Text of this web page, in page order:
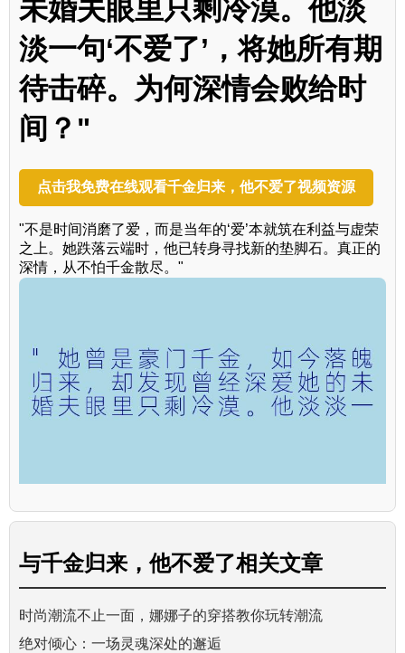
未婚夫眼里只剩冷漠。他淡
淡一句‘不爱了’，将她所有期
待击碎。为何深情会败给时
间？"
点击我免费在线观看千金归来，他不爱了视频资源
"不是时间消磨了爱，而是当年的‘爱’本就筑在利益与虚荣
之上。她跌落云端时，他已转身寻找新的垫脚石。真正的
深情，从不怕千金散尽。"
与千金归来，他不爱了相关文章
时尚潮流不止一面，娜娜子的穿搭教你玩转潮流
绝对倾心：一场灵魂深处的邂逅